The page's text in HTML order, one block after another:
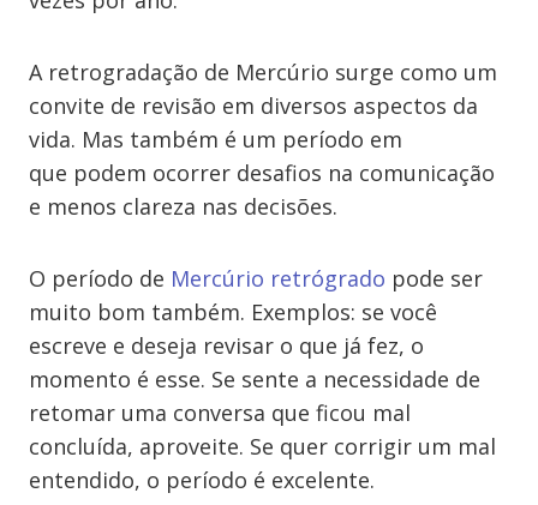
A retrogradação de Mercúrio surge como um
convite de revisão em diversos aspectos da
vida. Mas também é um período em
que podem ocorrer desafios na comunicação
e menos clareza nas decisões.
O período de Mercúrio retrógrado pode ser
muito bom também. Exemplos: se você
escreve e deseja revisar o que já fez, o
momento é esse. Se sente a necessidade de
retomar uma conversa que ficou mal
concluída, aproveite. Se quer corrigir um mal
entendido, o período é excelente.